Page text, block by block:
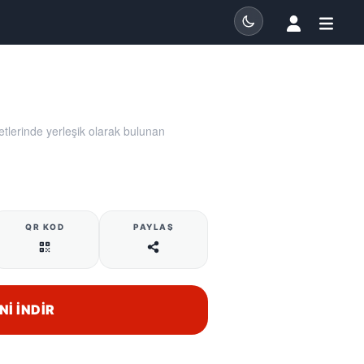
yerleşik olarak bulunan
QR KOD PAYLAŞ
İNDIR